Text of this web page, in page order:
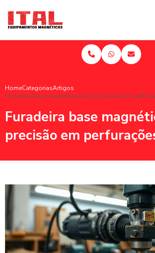
HomeCategoriasArtigos
Furadeira base magnética preço: precisão em
Furadeira base
precisão em